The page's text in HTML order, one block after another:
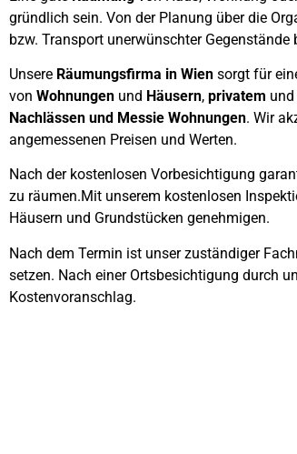
gründlich sein. Von der Planung über die
bzw. Transport unerwünschter
Unsere Räumungsfirma in Wien sorgt für
von Wohnungen und Häusern, privatem und
Nachlässen und Messie Wohnungen. Wir
angemessenen Preisen und Werten.
Nach der kostenlosen Vorbesichtigung
zu räumen.Mit unserem kostenlosen
Häusern und Grundstücken genehmigen.
Nach dem Termin ist unser zuständiger
setzen. Nach einer Ortsbesichtigung durch
Kostenvoranschlag.